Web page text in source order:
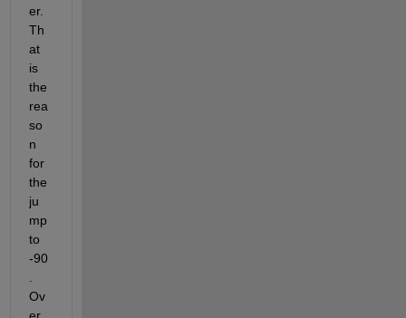
er.
Th
at
is
the
rea
so
n
for
the
ju
mp
to
-90
Ov